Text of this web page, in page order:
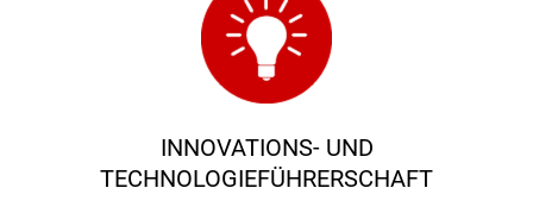
INNOVATIONS- UND
TECHNOLOGIEFÜHRERSCHAFT